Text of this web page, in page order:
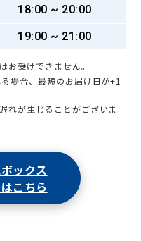
18:00 ~ 20:00
19:00 ~ 21:00
受けできません。
場合、最短のお届け日が+1
れが生じることがございま
ックス
こちら